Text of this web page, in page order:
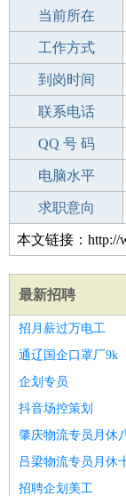
所学专业
当前所在
工作经验
工作方式
驾 照
到岗时间
期望月薪
联系电话
手机号码
QQ 号 码
微信号码
电脑水平
外语水平
求职意向
本文链接：http://
最新招聘
招月薪过万电工
通辽国企口罩厂9k
企划专员
抖音场控策划
肇庆物流专员月休
吕梁物流专员月休
招聘企划美工